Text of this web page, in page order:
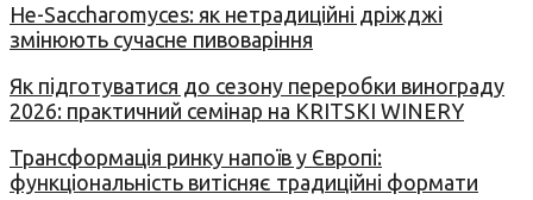
Не-Saccharomyces: як нетрадиційні дріжджі
змінюють сучасне пивоваріння
Як підготуватися до сезону переробки винограду
2026: практичний семінар на KRITSKI WINERY
Трансформація ринку напоїв у Європі:
функціональність витісняє традиційні формати